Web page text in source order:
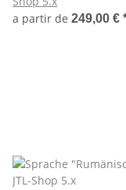
a partir de 249,00 €